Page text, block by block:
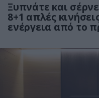
Ξυπνάτε και
8+1 απλές
ενέργεια από το